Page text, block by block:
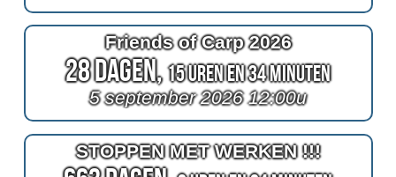
Friends of Carp 2026
28 Dagen,15 Uren en 34 Minuten
5 september 2026 12:00u
STOPPEN MET WERKEN !!!